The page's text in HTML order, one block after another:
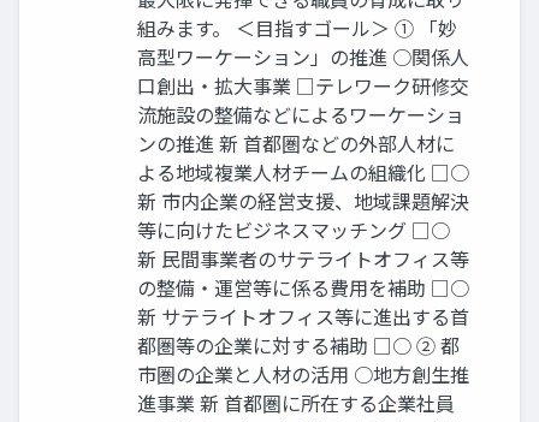
組みます。 ＜目指すゴール＞ ① 「妙
高型ワーケーション」の推進 ○関係人
口創出・拡大事業 □テレワーク研修交
流施設の整備などによるワーケーショ
ンの推進 新 首都圏などの外部人材に
よる地域複業人材チームの組織化 □○
新 市内企業の経営支援、地域課題解決
等に向けたビジネスマッチング □○
新 民間事業者のサテライトオフィス等
の整備・運営等に係る費用を補助 □○
新 サテライトオフィス等に進出する首
都圏等の企業に対する補助 □○ ② 都
市圏の企業と人材の活用 ○地方創生推
進事業 新 首都圏に所在する企業社員